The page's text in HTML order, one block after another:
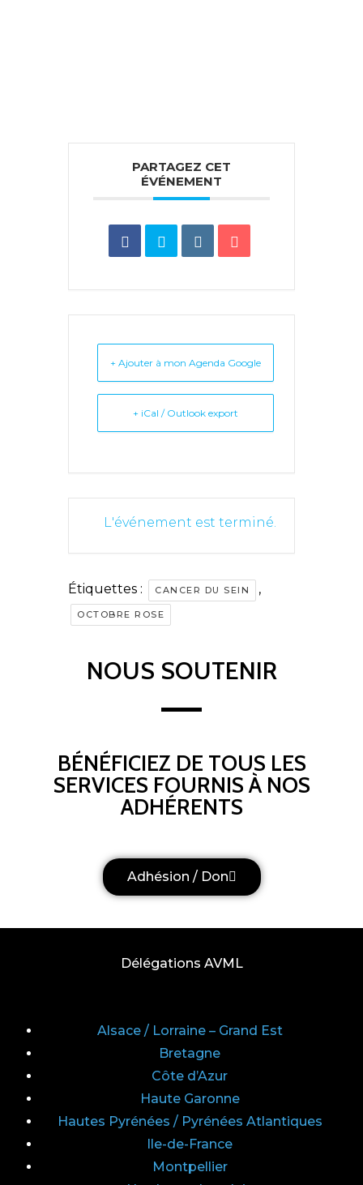
PARTAGEZ CET
ÉVÉNEMENT
+ Ajouter à mon Agenda Google
+ iCal / Outlook export
L'événement est terminé.
Étiquettes : CANCER DU SEIN ,
OCTOBRE ROSE
NOUS SOUTENIR
BÉNÉFICIEZ DE TOUS LES
SERVICES FOURNIS À NOS
ADHÉRENTS
Adhésion / Don
Délégations AVML
Alsace / Lorraine – Grand Est
Bretagne
Côte d’Azur
Haute Garonne
Hautes Pyrénées / Pyrénées Atlantiques
Ile-de-France
Montpellier